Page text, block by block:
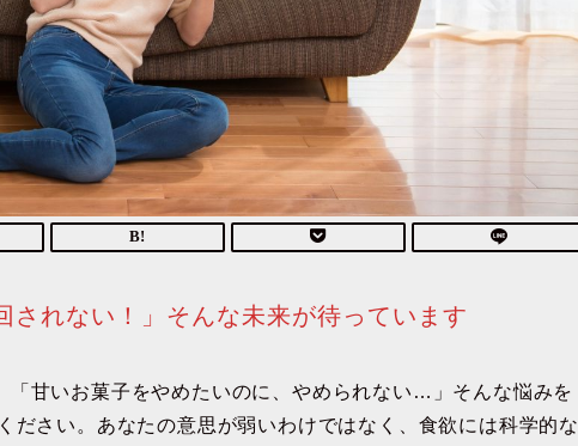
されない！」そんな未来が待っています
「甘いお菓子をやめたいのに、やめられない…」そんな悩みを
ださい。 あなたの意思が弱いわけではなく、食欲には科学的な